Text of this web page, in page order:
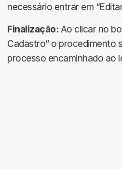
necessário entrar em
Finalização: Ao clicar no
Cadastro” o procedimento
processo encaminhado ao